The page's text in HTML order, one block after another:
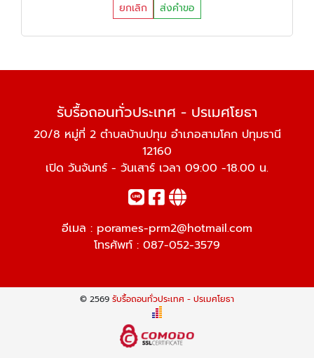
ยกเลิก ส่งคำขอ
รับรื้อถอนทั่วประเทศ - ปรเมศโยธา
20/8 หมู่ที่ 2 ตำบลบ้านปทุม อำเภอสามโคก ปทุมธานี
12160
เปิด วันจันทร์ - วันเสาร์ เวลา 09:00 -18.00 น.
อีเมล : porames-prm2@hotmail.com
โทรศัพท์ : 087-052-3579
© 2569 รับรื้อถอนทั่วประเทศ - ปรเมศโยธา